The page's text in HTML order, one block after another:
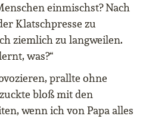
einmischst? Nach
Klatschpresse zu
ziemlich zu langweilen.
was?“
prallte ohne
bloß mit den
wenn ich von Papa alles